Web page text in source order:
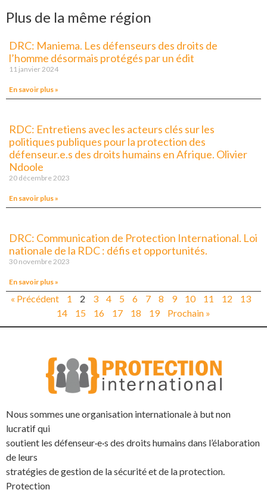
Plus de la même région
DRC: Maniema. Les défenseurs des droits de
l’homme désormais protégés par un édit
11 janvier 2024
En savoir plus »
RDC: Entretiens avec les acteurs clés sur les
politiques publiques pour la protection des
défenseur.e.s des droits humains en Afrique. Olivier
Ndoole
20 décembre 2023
En savoir plus »
DRC: Communication de Protection International. Loi
nationale de la RDC : défis et opportunités.
30 novembre 2023
En savoir plus »
« Précédent 1 2 3 4 5 6 7 8 9 10 11 12
13
14
15 16 17 18 19 Prochain »
Nous sommes une organisation internationale à but non
lucratif qui
soutient les défenseur·e·s des droits humains dans l’élaboration
de leurs
stratégies de gestion de la sécurité et de la protection.
Protection